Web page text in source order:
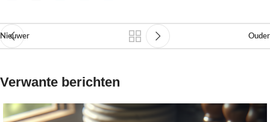
Nieuwer Ouder
Verwante berichten